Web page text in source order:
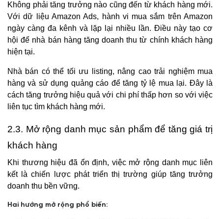
Không phải tăng trưởng nào cũng đến từ khách hàng mới.
Với dữ liệu Amazon Ads, hành vi mua sắm trên Amazon
ngày càng đa kênh và lặp lại nhiều lần. Điều này tạo cơ
hội để nhà bán hàng tăng doanh thu từ chính khách hàng
hiện tại.
Nhà bán có thể tối ưu listing, nâng cao trải nghiệm mua
hàng và sử dụng quảng cáo để tăng tỷ lệ mua lại. Đây là
cách tăng trưởng hiệu quả với chi phí thấp hơn so với việc
liên tục tìm khách hàng mới.
2.3. Mở rộng danh mục sản phẩm để tăng giá trị
khách hàng
Khi thương hiệu đã ổn định, việc mở rộng danh mục liên
kết là chiến lược phát triển thị trường giúp tăng trưởng
doanh thu bền vững.
Hai hướng mở rộng phổ biến: